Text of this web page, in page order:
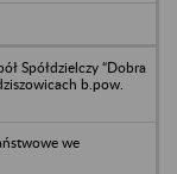
Spółdzielczy “Dobra
b.pow.
we